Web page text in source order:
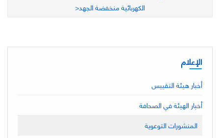
الكهربائية منخفضة الجهد<
الإعلام
أخبار هيئة التقييس
أخبار الهيئة في الصحافة
المنشورات التوعوية